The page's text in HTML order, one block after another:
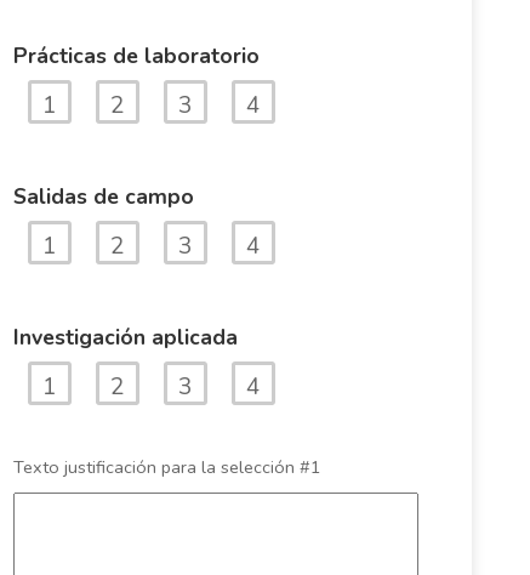
Prácticas de laboratorio
1 2 3 4
Salidas de campo
1 2 3 4
Investigación aplicada
1 2 3 4
Texto justificación para la selección #1